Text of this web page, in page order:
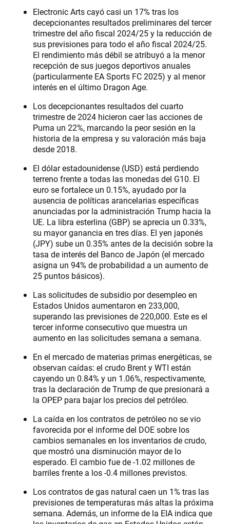
Electronic Arts cayó casi un 17% tras los
decepcionantes resultados preliminares del tercer
trimestre del año fiscal 2024/25 y la reducción de
sus previsiones para todo el año fiscal 2024/25.
El rendimiento más débil se atribuyó a la menor
recepción de sus juegos deportivos anuales
(particularmente EA Sports FC 2025) y al menor
interés en el último Dragon Age.
Los decepcionantes resultados del cuarto
trimestre de 2024 hicieron caer las acciones de
Puma un 22%, marcando la peor sesión en la
historia de la empresa y su valoración más baja
desde 2018.
El dólar estadounidense (USD) está perdiendo
terreno frente a todas las monedas del G10. El
euro se fortalece un 0.15%, ayudado por la
ausencia de políticas arancelarias específicas
anunciadas por la administración Trump hacia la
UE. La libra esterlina (GBP) se aprecia un 0.33%,
su mayor ganancia en tres días. El yen japonés
(JPY) sube un 0.35% antes de la decisión sobre la
tasa de interés del Banco de Japón (el mercado
asigna un 94% de probabilidad a un aumento de
25 puntos básicos).
Las solicitudes de subsidio por desempleo en
Estados Unidos aumentaron en 233,000,
superando las previsiones de 220,000. Este es el
tercer informe consecutivo que muestra un
aumento en las solicitudes semana a semana.
En el mercado de materias primas energéticas, se
observan caídas: el crudo Brent y WTI están
cayendo un 0.84% y un 1.06%, respectivamente,
tras la declaración de Trump de que presionará a
la OPEP para bajar los precios del petróleo.
La caída en los contratos de petróleo no se vio
favorecida por el informe del DOE sobre los
cambios semanales en los inventarios de crudo,
que mostró una disminución mayor de lo
esperado. El cambio fue de -1.02 millones de
barriles frente a los -0.4 millones previstos.
Los contratos de gas natural caen un 1% tras las
previsiones de temperaturas más altas la próxima
semana. Además, un informe de la EIA indica que